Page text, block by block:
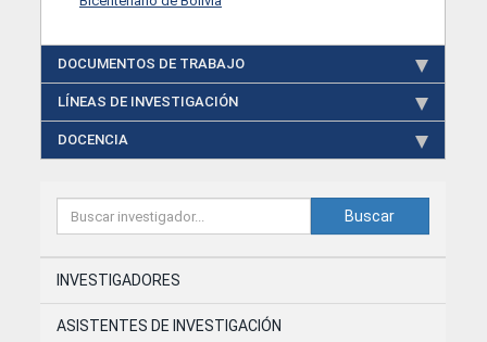
Buscar
INVESTIGADORES
ASISTENTES DE INVESTIGACIÓN
DOCUMENTOS DE TRABAJO
LÍNEAS DE INVESTIGACIÓN
DOCENCIA